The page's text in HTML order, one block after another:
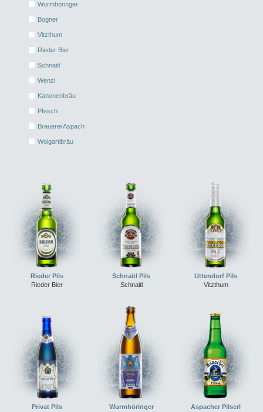
Wurmhöringer
Bogner
Vitzthum
Rieder Bier
Schnaitl
Wenzl
Kanonenbräu
Pfesch
Brauerei Aspach
Woigartlbräu
Rieder Pils
Rieder Bier
Schnaitl Pils
Schnaitl
Uttendorf Pils
Vitzthum
Privat Pils Wurmhöringer Aspacher Pilserl